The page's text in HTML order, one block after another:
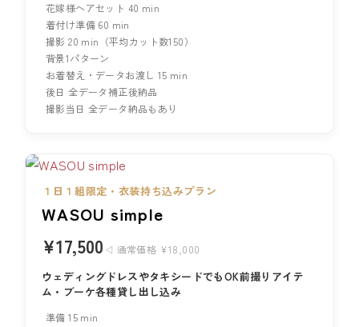
花嫁様ヘアセット 40 min
着付け準備 60 min
撮影 20 min（平均カット数150）
背景1パターン
お着替え・データお渡し 15 min
後日 全データ補正後納品
撮影当日 全データ納品もあり
１日１組限定・衣装持ち込みプラン
WASOU simple
¥17,500 ◁ 通常価格 ¥18,000
ウェディングドレスやタキシードでもOK前撮りアイテ
ム・ブーケ各種貸し出し込み
準備 15 min